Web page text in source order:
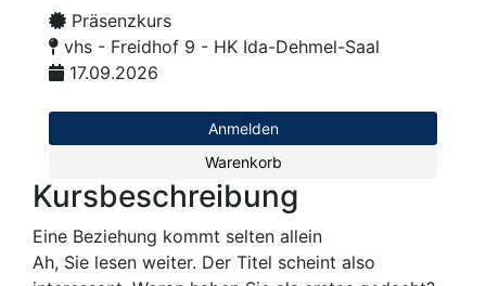
Präsenzkurs
vhs - Freidhof 9 - HK Ida-Dehmel-Saal
17.09.2026
Anmelden
Warenkorb
Kursbeschreibung
Eine Beziehung kommt selten allein
Ah, Sie lesen weiter. Der Titel scheint also